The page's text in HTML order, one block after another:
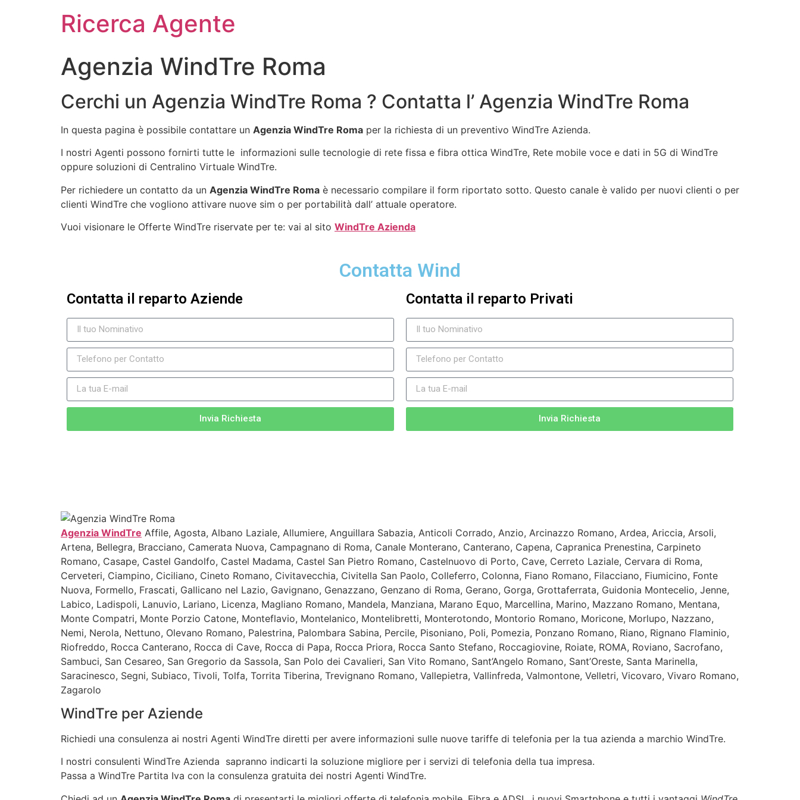
Ricerca Agente
Agenzia WindTre Roma
Cerchi un Agenzia WindTre Roma ? Contatta l’ Agenzia WindTre Roma
In questa pagina è possibile contattare un Agenzia WindTre Roma per la richiesta di un preventivo WindTre Azienda.
I nostri Agenti possono fornirti tutte le informazioni sulle tecnologie di rete fissa e fibra ottica WindTre, Rete mobile voce e dati in 5G di WindTre
oppure soluzioni di Centralino Virtuale WindTre.
Per richiedere un contatto da un Agenzia WindTre Roma è necessario compilare il form riportato sotto. Questo canale è valido per nuovi clienti o per
clienti WindTre che vogliono attivare nuove sim o per portabilità dall’ attuale operatore.
Vuoi visionare le Offerte WindTre riservate per te: vai al sito WindTre Azienda
Contatta Wind
Contatta il reparto Aziende
Invia Richiesta
Contatta il reparto Privati
Invia Richiesta
Agenzia WindTre Affile, Agosta, Albano Laziale, Allumiere, Anguillara Sabazia, Anticoli Corrado, Anzio, Arcinazzo Romano, Ardea, Ariccia, Arsoli,
Artena, Bellegra, Bracciano, Camerata Nuova, Campagnano di Roma, Canale Monterano, Canterano, Capena, Capranica Prenestina, Carpineto
Romano, Casape, Castel Gandolfo, Castel Madama, Castel San Pietro Romano, Castelnuovo di Porto, Cave, Cerreto Laziale, Cervara di Roma,
Cerveteri, Ciampino, Ciciliano, Cineto Romano, Civitavecchia, Civitella San Paolo, Colleferro, Colonna, Fiano Romano, Filacciano, Fiumicino, Fonte
Nuova, Formello, Frascati, Gallicano nel Lazio, Gavignano, Genazzano, Genzano di Roma, Gerano, Gorga, Grottaferrata, Guidonia Montecelio, Jenne,
Labico, Ladispoli, Lanuvio, Lariano, Licenza, Magliano Romano, Mandela, Manziana, Marano Equo, Marcellina, Marino, Mazzano Romano, Mentana,
Monte Compatri, Monte Porzio Catone, Monteflavio, Montelanico, Montelibretti, Monterotondo, Montorio Romano, Moricone, Morlupo, Nazzano,
Nemi, Nerola, Nettuno, Olevano Romano, Palestrina, Palombara Sabina, Percile, Pisoniano, Poli, Pomezia, Ponzano Romano, Riano, Rignano Flaminio,
Riofreddo, Rocca Canterano, Rocca di Cave, Rocca di Papa, Rocca Priora, Rocca Santo Stefano, Roccagiovine, Roiate, ROMA, Roviano, Sacrofano,
Sambuci, San Cesareo, San Gregorio da Sassola, San Polo dei Cavalieri, San Vito Romano, Sant’Angelo Romano, Sant’Oreste, Santa Marinella,
Saracinesco, Segni, Subiaco, Tivoli, Tolfa, Torrita Tiberina, Trevignano Romano, Vallepietra, Vallinfreda, Valmontone, Velletri, Vicovaro, Vivaro Romano,
Zagarolo
WindTre per Aziende
Richiedi una consulenza ai nostri Agenti WindTre diretti per avere informazioni sulle nuove tariffe di telefonia per la tua azienda a marchio WindTre.
I nostri consulenti WindTre Azienda sapranno indicarti la soluzione migliore per i servizi di telefonia della tua impresa.
Passa a WindTre Partita Iva con la consulenza gratuita dei nostri Agenti WindTre.